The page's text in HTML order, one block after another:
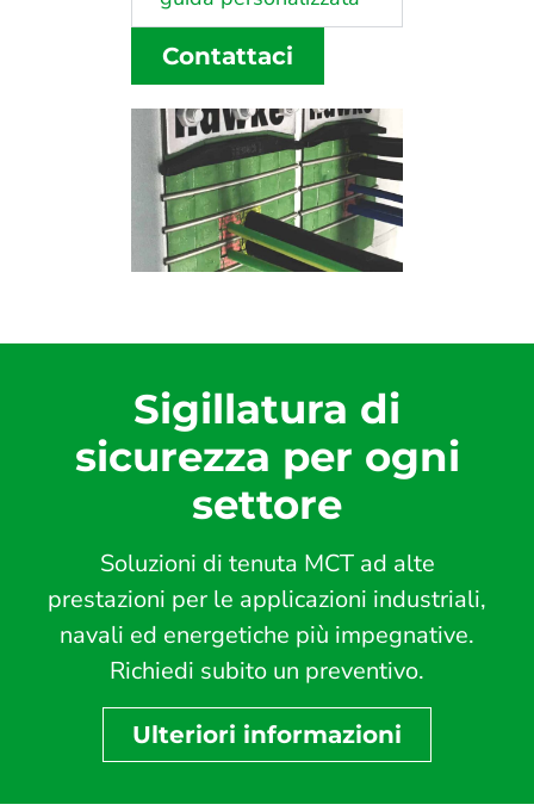
Contattaci
Sigillatura di
sicurezza per ogni
settore
Soluzioni di tenuta MCT ad alte
prestazioni per le applicazioni industriali,
navali ed energetiche più impegnative.
Richiedi subito un preventivo.
Ulteriori informazioni